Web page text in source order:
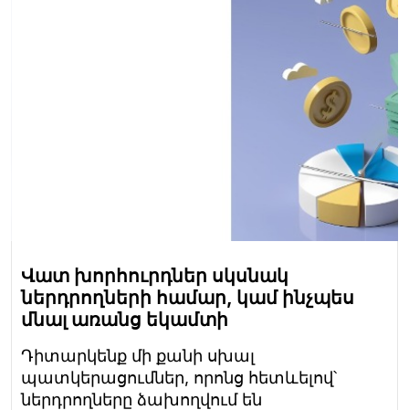
Վատ խորհուրդներ սկսնակ
ներդրողների համար, կամ ինչպես
մնալ առանց եկամտի
Դիտարկենք մի քանի սխալ
պատկերացումներ, որոնց հետևելով՝
ներդրողները ձախողվում են